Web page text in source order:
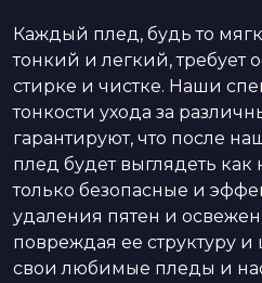
Каждый плед, будь то
тонкий и легкий, требует
стирке и чистке. Наши
тонкости ухода за
гарантируют, что после
плед будет выглядеть
только безопасные и
удаления пятен и
повреждая ее структуру и
свои любимые пледы и